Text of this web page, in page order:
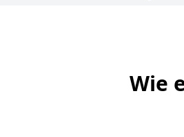
Wie